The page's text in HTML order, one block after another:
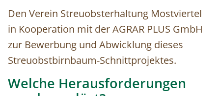
Den Verein Streuobsterhaltung Mostviertel
in Kooperation mit der AGRAR PLUS GmbH
zur Bewerbung und Abwicklung dieses
Streuobstbirnbaum-Schnittprojektes.
Welche Herausforderungen